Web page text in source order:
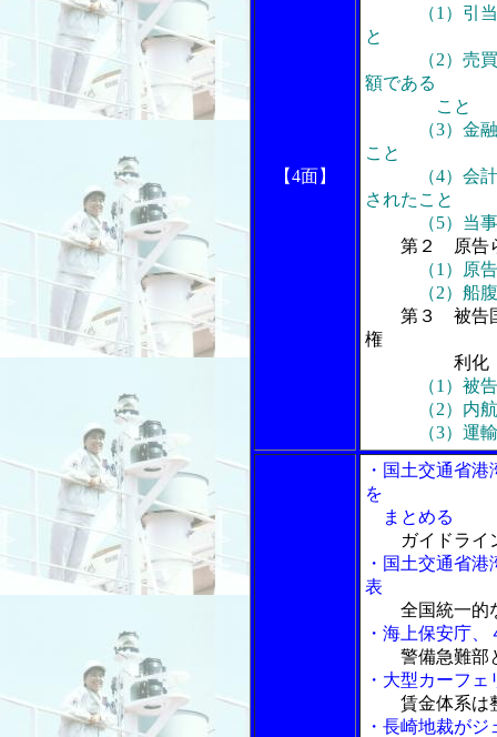
【4面】
（1）引
と
（2）売買に
額である
こと
（3）金融機
こと
（4）会計上
されたこと
（5）当事
第２ 原告
（1）原
（2）船腹調
第３ 被告
権
利化
（1）被
（2）内航海
（3）運輸省
・国土交通省
を
まとめる
ガイドライ
・国土交通省
表
全国統一的
・海上保安庁
警備急難部
・大型カーフ
賃金体系は
・長崎地裁が